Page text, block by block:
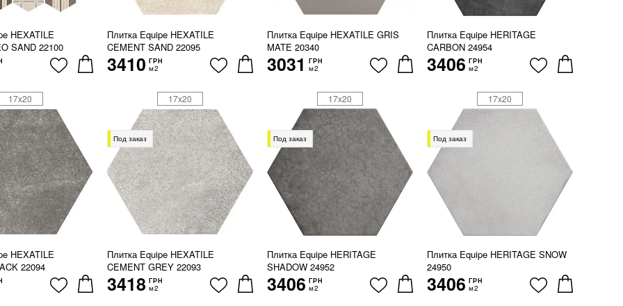
HEXATILE
SAND 22100
Плитка Equipe HEXATILE
CEMENT SAND 22095
3410 ГРН
м2
Плитка Equipe HEXATILE GRIS
MATE 20340
3031 ГРН
м2
Плитка Equipe HERITAGE
CARBON 24954
3406 ГРН
м2
HEXATILE
22094
17x20
Под заказ
Плитка Equipe HEXATILE
CEMENT GREY 22093
3418 ГРН
м2
17x20
Под заказ
Плитка Equipe HERITAGE
SHADOW 24952
3406 ГРН
м2
17x20
Под заказ
Плитка Equipe HERITAGE SNOW
24950
3406 ГРН
м2
17x20